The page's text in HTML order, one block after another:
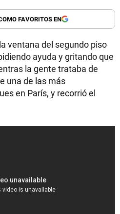
FAVORITOS EN
ventana del segundo piso
ayuda y gritando que
la gente trataba de
una de las más
en París, y recorrió el